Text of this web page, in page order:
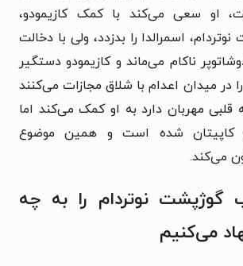
او سعی می‌کند با کمک کازیمودو،
اسمرالدا را بدزدد، ولی با دخالت
ناکام می‌ماند و کازیمودو دستگیر
در میدان اعدام با شلاق مجازات می‌کنند
قلبی مهربان دارد به او کمک می‌کند اما
کاپیتان شده است و همین موضوع
می‌کند.
گوژپشت نوتردام را به چه
می‌کنیم